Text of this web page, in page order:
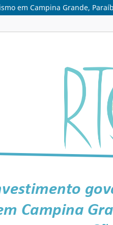
em Campina Grande,